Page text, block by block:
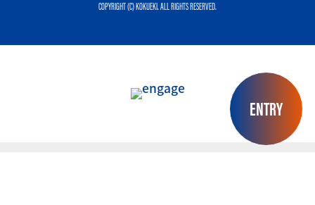
ENTRY
COPYRIGHT (C) KOKUEKI. ALL RIGHTS RESERVED.